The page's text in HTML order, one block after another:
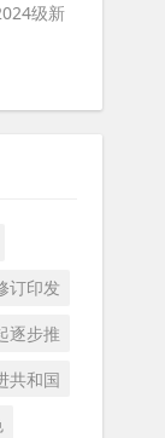
级新
订印发
逐步推
共和国